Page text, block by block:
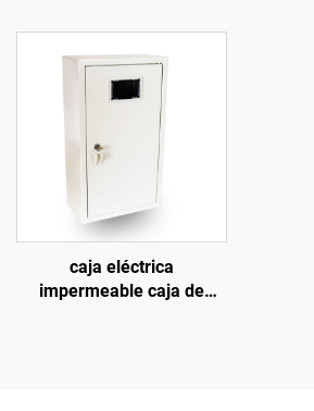
montaje en pared
caja eléctrica
impermeable caja de